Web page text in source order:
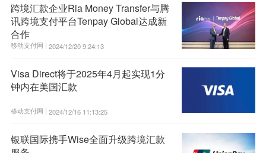
跨境汇款企业Ria Money Transfer与腾
讯跨境支付平台Tenpay Global达成新
合作
移动支付网 | 2024/12/20 9:24:13
Visa Direct将于2025年4月起实现1分
钟内在美国汇款
移动支付网 | 2024/12/16 11:13:25
银联国际携手Wise全面升级跨境汇款